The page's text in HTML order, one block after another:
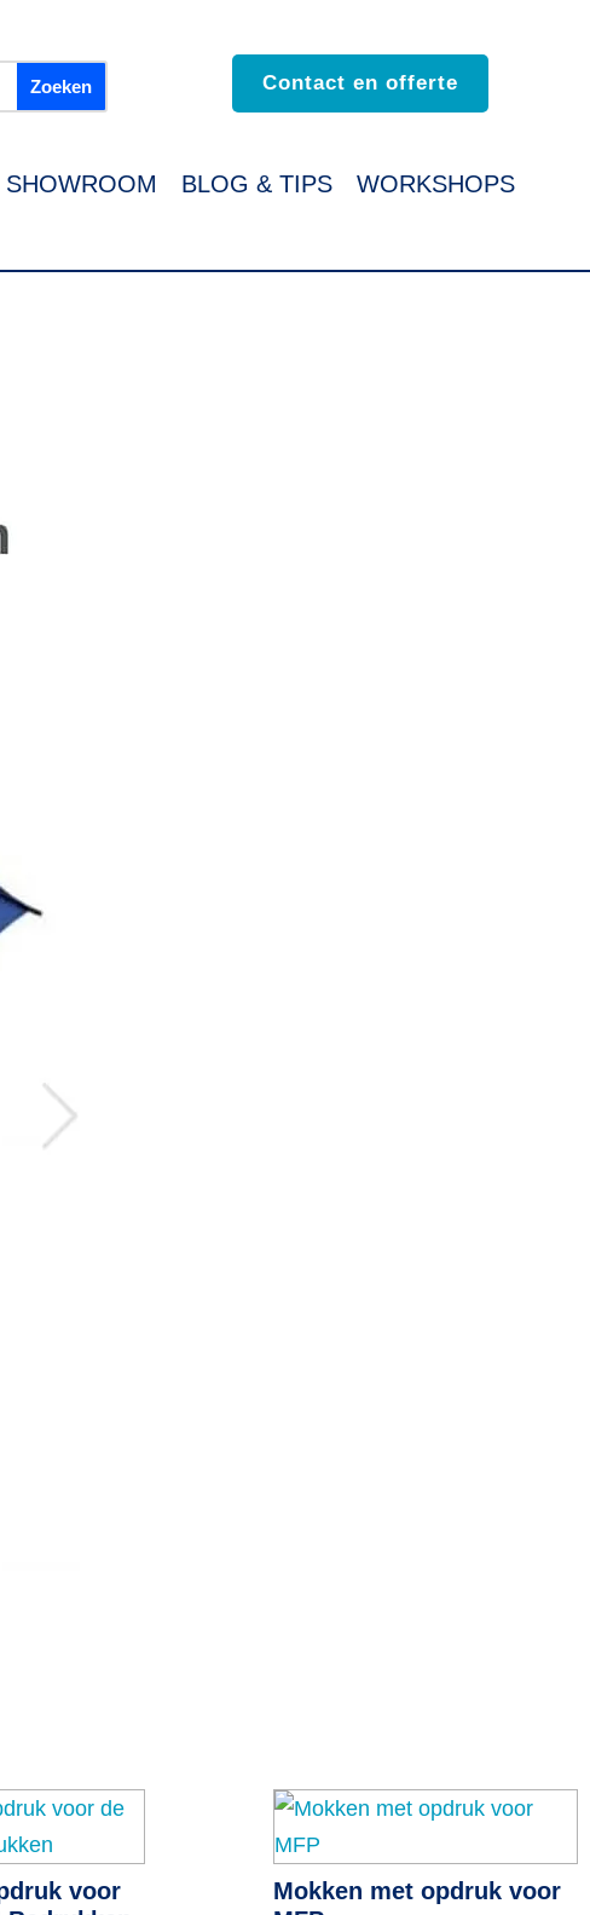
Contact en offerte
SHOWROOM BLOG & TIPS
WORKSHOPS
voor
Mokken met opdruk voor